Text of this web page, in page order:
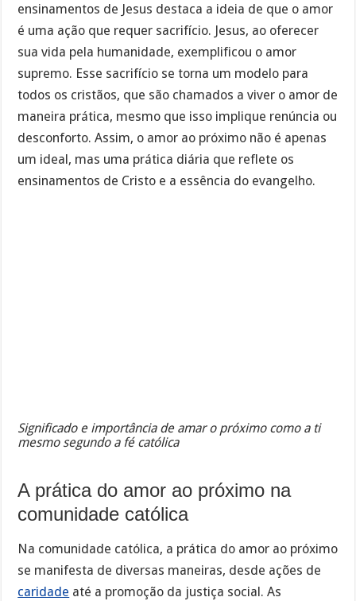
ensinamentos de Jesus destaca a ideia de que o amor
é uma ação que requer sacrifício. Jesus, ao oferecer
sua vida pela humanidade, exemplificou o amor
supremo. Esse sacrifício se torna um modelo para
todos os cristãos, que são chamados a viver o amor de
maneira prática, mesmo que isso implique renúncia ou
desconforto. Assim, o amor ao próximo não é apenas
um ideal, mas uma prática diária que reflete os
ensinamentos de Cristo e a essência do evangelho.
Significado e importância de amar o próximo como a ti
mesmo segundo a fé católica
A prática do amor ao próximo na
comunidade católica
Na comunidade católica, a prática do amor ao próximo
se manifesta de diversas maneiras, desde ações de
caridade até a promoção da justiça social. As